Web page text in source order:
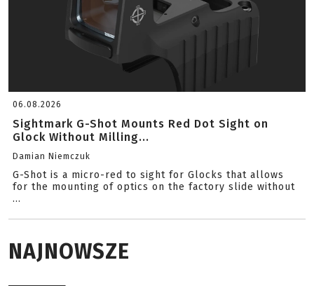
06.08.2026
Sightmark G-Shot Mounts Red Dot Sight on
Glock Without Milling...
Damian Niemczuk
G-Shot is a micro-red to sight for Glocks that allows
for the mounting of optics on the factory slide without
...
NAJNOWSZE